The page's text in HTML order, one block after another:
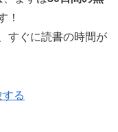
！
すぐに読書の時間が
る